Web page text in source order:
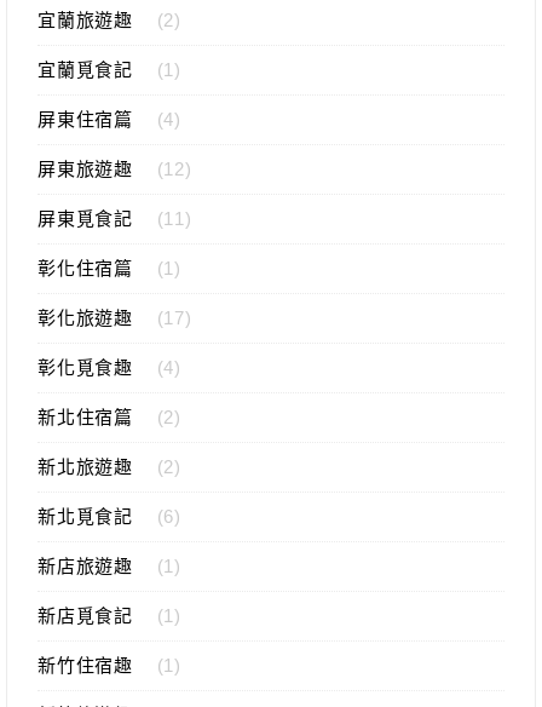
宜蘭旅遊趣 (2)
宜蘭覓食記 (1)
屏東住宿篇 (4)
屏東旅遊趣 (12)
屏東覓食記 (11)
彰化住宿篇 (1)
彰化旅遊趣 (17)
彰化覓食趣 (4)
新北住宿篇 (2)
新北旅遊趣 (2)
新北覓食記 (6)
新店旅遊趣 (1)
新店覓食記 (1)
新竹住宿趣 (1)